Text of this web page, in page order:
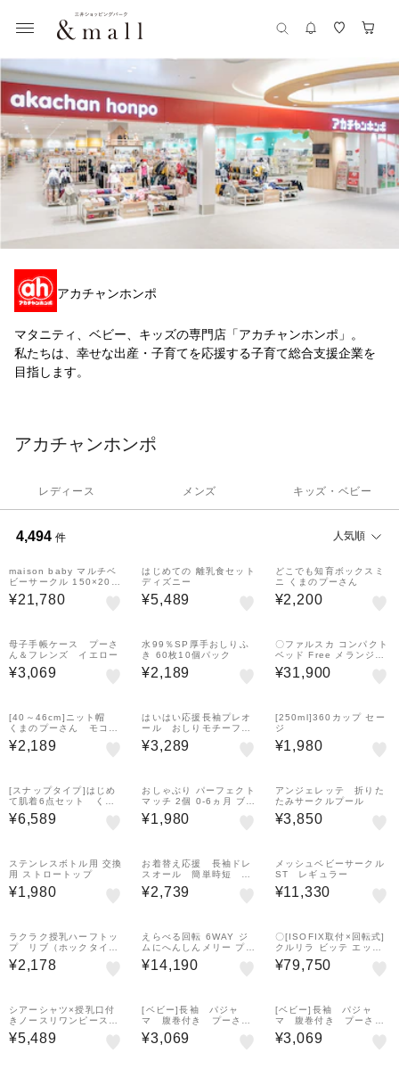
アカチャンホンポ
マタニティ、ベビー、キッズの専門店「アカチャンホンポ」。
私たちは、幸せな出産・子育てを応援する子育て総合支援企業を
目指します。
アカチャンホンポ
レディース メンズ キッズ・ベビー
4,494 件 人気順
maison baby マルチベ
ビーサークル 150×200c
m ベージュ
¥21,780
はじめての 離乳食セット
ディズニー
¥5,489
どこでも知育ボックスミ
ニ くまのプーさん
¥2,200
母子手帳ケース プーさ
ん＆フレンズ イエロー
¥3,069
水99％SP厚手おしりふ
き 60枚10個パック
¥2,189
〇ファルスカ コンパクト
ベッド Free メランジブ
ラウン
¥31,900
[40～46cm]ニット帽
くまのプーさん モコモ
コ イエロー
¥2,189
はいはい応援長袖プレオ
ール おしりモチーフパ
イル くま
¥3,289
[250ml]360カップ セー
ジ
¥1,980
[スナップタイプ]はじめ
て肌着6点セット く
ま ベージュ
¥6,589
おしゃぶり パーフェクト
マッチ 2個 0-6ヵ月 ブル
ー
¥1,980
アンジェレッテ 折りた
たみサークルプール
¥3,850
ステンレスボトル用 交換
用 ストロートップ
¥1,980
お着替え応援 長袖ドレ
スオール 簡単時短 ク
リーム
¥2,739
メッシュベビーサークル
ST レギュラー
¥11,330
ラクラク授乳ハーフトッ
プ リブ（ホックタイ
プ） グリーン
¥2,178
えらべる回転 6WAY ジ
ムにへんしんメリー プラ
ス くまのプーさん
¥14,190
〇[ISOFIX取付×回転式]
クルリラ ビッテ エック
ス プラス AC フランベ
ージュ 2026年モデル チ
¥79,750
シアーシャツ×授乳口付
きノースリワンピース
ブラック
¥5,489
[ベビー]長袖 パジャ
マ 腹巻付き プーさん
総柄 ネイビー
¥3,069
[ベビー]長袖 パジャ
マ 腹巻付き プーさ
ん イエロー
¥3,069